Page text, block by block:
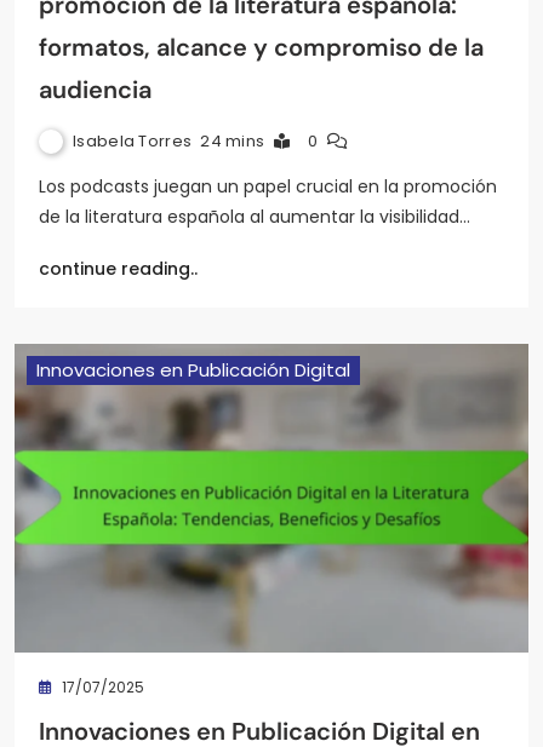
formatos, alcance y compromiso de la
audiencia
Isabela Torres 24 mins 0
Los podcasts juegan un papel crucial en la promoción
de la literatura española al aumentar la visibilidad…
continue reading..
Innovaciones en Publicación Digital
17/07/2025
Innovaciones en Publicación Digital en